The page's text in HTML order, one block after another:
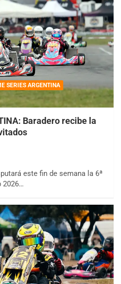
SERIES ARGENTINA
Baradero recibe la
este fin de semana la 6ª
2026…